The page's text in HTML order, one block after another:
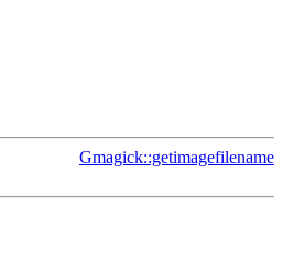
Gmagick::getimagefilename